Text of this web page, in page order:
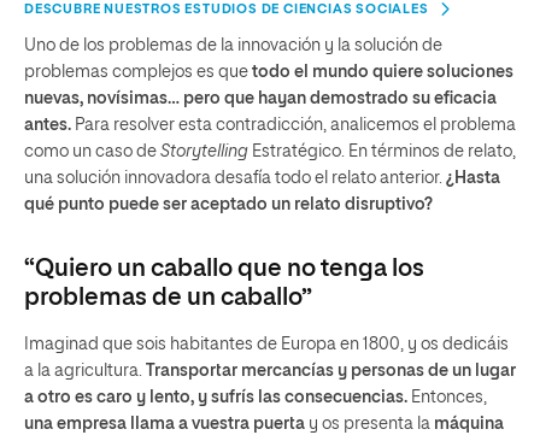
DESCUBRE NUESTROS ESTUDIOS DE CIENCIAS SOCIALES
Uno de los problemas de la innovación y la solución de
problemas complejos es que todo el mundo quiere soluciones
nuevas, novísimas… pero que hayan demostrado su eficacia
antes. Para resolver esta contradicción, analicemos el problema
como un caso de Storytelling Estratégico. En términos de relato,
una solución innovadora desafía todo el relato anterior. ¿Hasta
qué punto puede ser aceptado un relato disruptivo?
“Quiero un caballo que no tenga los
problemas de un caballo”
Imaginad que sois habitantes de Europa en 1800, y os dedicáis
a la agricultura.
Transportar mercancías y personas de un lugar
a otro es caro y lento, y sufrís las consecuencias. Entonces,
una empresa llama a vuestra puerta y os presenta la máquina